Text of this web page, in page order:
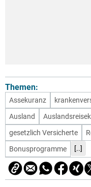
Themen:
Assekuranz
Ausland
gesetzlich Versicherte
Bonusprogramme
[..]